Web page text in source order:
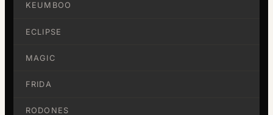
KEUMBOO
ECLIPSE
MAGIC
FRIDA
RODONES